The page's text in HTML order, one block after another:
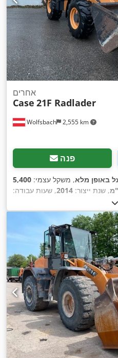
Wolfsbach 2,555 km
אחרים
Case 21F Radlader
פנה
באופן מלא, משקל עצמי: 5,400
, שנת ייצור: 2014, שעות עבודה:
Diesel Motor
בנייה:1,950 מ"מ